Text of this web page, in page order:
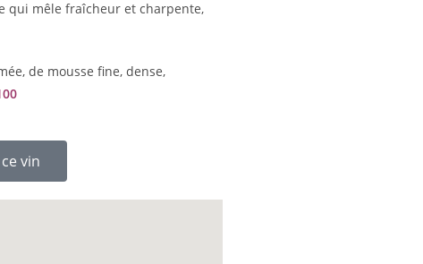
qui mêle fraîcheur et charpente,
de mousse fine, dense,
vin